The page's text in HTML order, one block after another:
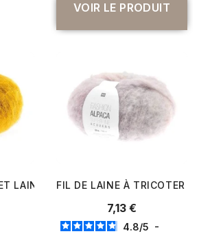
VOIR LE PRODUIT
LAINE FASHION LIGHT LUXURY -
FIL DE LAINE À TRICOTER
7,13 €
4.8/5 -